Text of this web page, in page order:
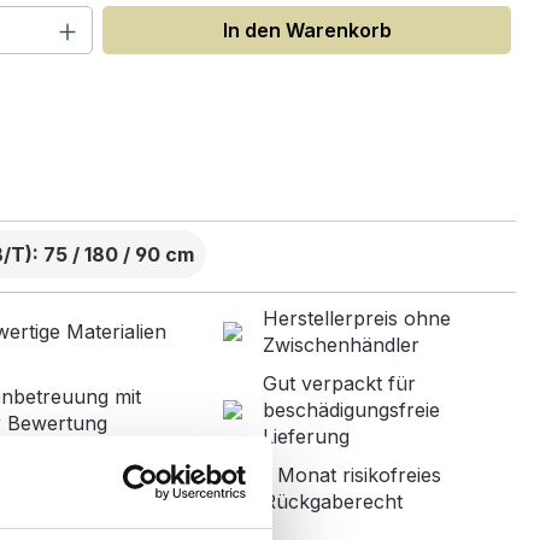
Anzahl: Gib den gewünschten Wert
In den Warenkorb
T): 75 / 180 / 90 cm
Materialien
Herstellerpreis ohne
Zwischenhändler
mit
Bewertung
Gut verpackt für
beschädigungsfreie
Lieferung
in Germany
1 Monat risikofreies
Rückgaberecht